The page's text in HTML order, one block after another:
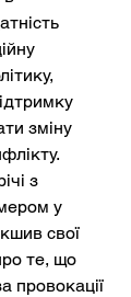
зміну
з
у
свої
те, що
провокації